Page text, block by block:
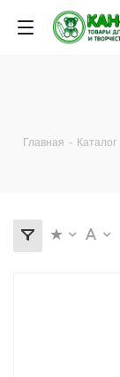
Главная - Каталог